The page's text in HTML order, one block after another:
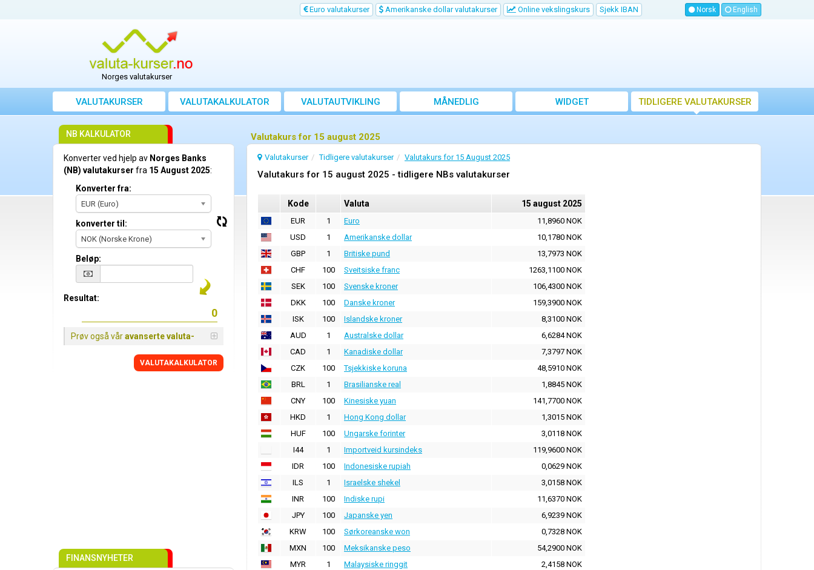
Euro valutakurser Amerikanske dollar valutakurser Online vekslingskurs Sjekk IBAN Norsk English
Norges valutakurser
VALUTAKURSER VALUTAKALKULATOR VALUTAUTVIKLING
MÅNEDLIG
GJENNOMSNITTSKURS
WIDGET TIDLIGERE VALUTAKURSER
Valutakurs for 15 august 2025
Valutakurser Tidligere valutakurser Valutakurs for 15 August 2025
Valutakurs for 15 august 2025 - tidligere NBs valutakurser
Kode Valuta 15 august 2025
EUR 1 Euro
11,8960 NOK
USD
1 Amerikanske dollar
10,1780 NOK
GBP
1 Britiske pund
13,7973 NOK
CHF
100 Sveitsiske franc
1263,1100 NOK
SEK
100 Svenske kroner
106,4300 NOK
DKK
100 Danske kroner
159,3900 NOK
ISK
100 Islandske kroner
8,3100 NOK
AUD
1 Australske dollar
6,6284 NOK
CAD
1 Kanadiske dollar
7,3797 NOK
CZK
100 Tsjekkiske koruna
48,5910 NOK
BRL
1 Brasilianske real
1,8845 NOK
CNY
100 Kinesiske yuan
141,7700 NOK
HKD
1 Hong Kong dollar
1,3015 NOK
HUF
100 Ungarske forinter
3,0118 NOK
I44
1 Importveid kursindeks
119,9600 NOK
IDR
100 Indonesiske rupiah
0,0629 NOK
ILS
1 Israelske shekel
3,0158 NOK
INR
100 Indiske rupi
11,6370 NOK
JPY
100 Japanske yen
6,9239 NOK
KRW
100 Sørkoreanske won
0,7328 NOK
MXN
100 Meksikanske peso
54,2900 NOK
MYR
1 Malaysiske ringgit
2,4158 NOK
NB KALKULATOR
Konverter ved hjelp av Norges Banks
(NB) valutakurser fra 15 August 2025:
Konverter fra:
EUR (Euro)
konverter til:
NOK (Norske Krone)
Beløp:
Resultat:
Prøv også våravanserte valuta-
VALUTAKALKULATOR
FINANSNYHETER